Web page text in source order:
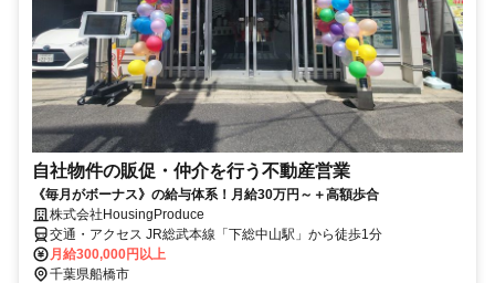
自社物件の販促・仲介を行う不動産営業
《毎月がボーナス》の給与体系！月給30万円～＋高額歩合
株式会社HousingProduce
交通・アクセス JR総武本線「下総中山駅」から徒歩1分
月給300,000円以上
千葉県船橋市